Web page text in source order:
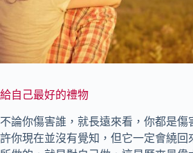
給自己最好的禮物
不論你傷害誰，就長遠來看，你都是傷
許你現在並沒有覺知，但它一定會繞回